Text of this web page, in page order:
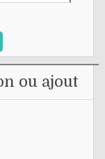
ou ajout